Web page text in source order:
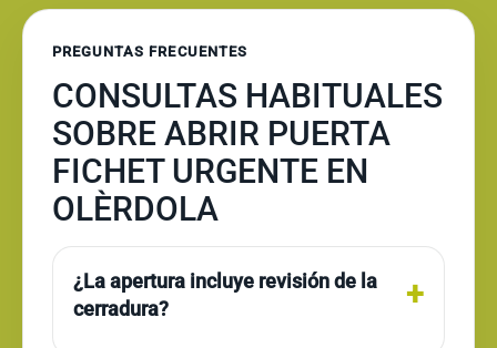
PREGUNTAS FRECUENTES
CONSULTAS HABITUALES
SOBRE ABRIR PUERTA
FICHET URGENTE EN
OLÈRDOLA
¿La apertura incluye revisión de la
cerradura?